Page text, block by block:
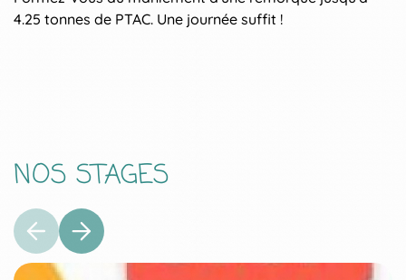
4.25 tonnes de PTAC. Une journée suffit !
NOS STAGES